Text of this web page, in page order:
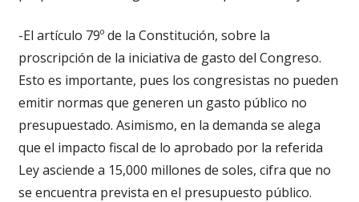
-El artículo 79º de la Constitución, sobre la
proscripción de la iniciativa de gasto del Congreso.
Esto es importante, pues los congresistas no pueden
emitir normas que generen un gasto público no
presupuestado. Asimismo, en la demanda se alega
que el impacto fiscal de lo aprobado por la referida
Ley asciende a 15,000 millones de soles, cifra que no
se encuentra prevista en el presupuesto público.